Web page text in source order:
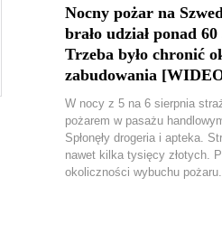
Nocny pożar na
brało udział ponad
Trzeba było chronić
zabudowania
W nocy z 5 na 6 sierpnia
pożarem w pasażu
Spłonęły drogeria i apteka.
nawet kilka tysięcy złotych.
okoliczności wybuchu pożaru.